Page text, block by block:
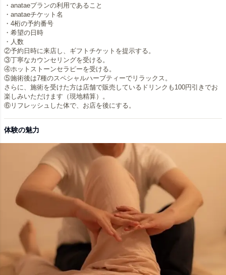
・anataeプランの利用であること
・anataeチケット名
・4桁の予約番号
・希望の日時
・人数
②予約日時に来店し、ギフトチケットを提示する。
③丁寧なカウンセリングを受ける。
④ホットストーンセラピーを受ける。
⑤施術後は7種のスペシャルハーブティーでリラックス。
さらに、施術を受けた方は店舗で販売しているドリンクも100円引きでお
楽しみいただけます（現地精算）。
体験の魅力